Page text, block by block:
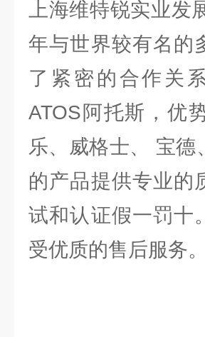
上海维特锐实业
年与世界较有名的
了紧密的合作关
ATOS阿托斯，优
乐、威格士、 宝德
的产品提供专业的
试和认证假一罚十
受优质的售后服务。